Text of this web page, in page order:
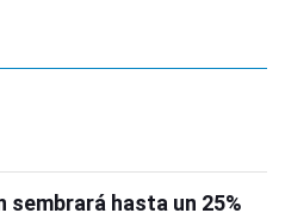
sembrará hasta un 25%